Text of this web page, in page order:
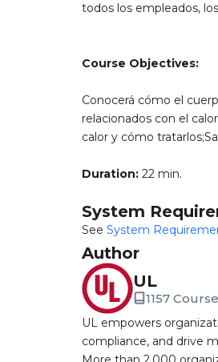
todos los empleados,
Course Objectives:
Conocerá cómo el
relacionados con el
calor y cómo
Duration: 22 min.
System
See System
Author
UL
1157
UL empowers
compliance, and drive